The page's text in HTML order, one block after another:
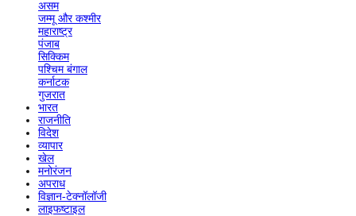
असम
जम्मू और कश्मीर
महाराष्ट्र
पंजाब
सिक्किम
पश्चिम बंगाल
कर्नाटक
गुजरात
भारत
राजनीति
विदेश
व्यापार
खेल
मनोरंजन
अपराध
विज्ञान-टेक्नॉलॉजी
लाइफष्टाइल